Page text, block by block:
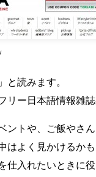
と読みます。
リー日本語情報雑
ントや、ご飯やさ
はよく見かけるか
仕入れたいときに役